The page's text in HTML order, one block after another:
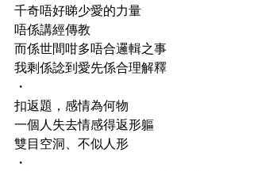
千奇唔好睇少愛的力量
唔係講經傳教
而係世間咁多唔合邏輯之事
我剩係諗到愛先係合理解釋
・
扣返題，感情為何物
一個人失去情感得返形軀
雙目空洞、不似人形
・